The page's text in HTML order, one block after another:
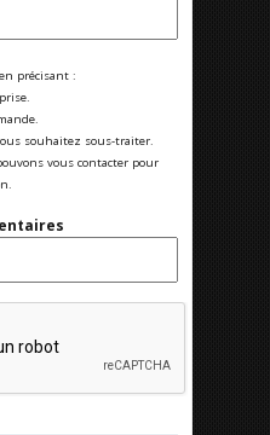
précisant :
souhaitez sous-traiter.
vous contacter pour